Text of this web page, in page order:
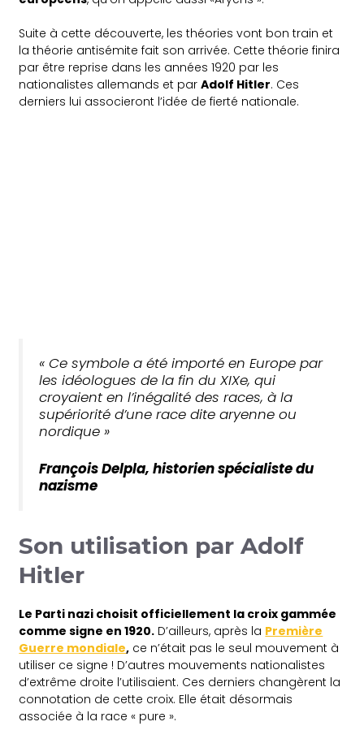
Suite à cette découverte, les théories vont bon train et
la théorie antisémite fait son arrivée. Cette théorie finira
par être reprise dans les années 1920 par les
nationalistes allemands et parAdolf Hitler. Ces
derniers lui associeront l’idée de fierté nationale.
« Ce symbole a été importé en Europe par
les idéologues de la fin du XIXe, qui
croyaient en l’inégalité des races, à la
supériorité d’une race dite aryenne ou
nordique »
François Delpla, historien spécialiste du
nazisme
Son utilisation par Adolf
Hitler
Le Parti nazi choisit officiellement la croix gammée
comme signe en 1920. D’ailleurs, après la Première
Guerre mondiale, ce n’était pas le seul mouvement à
utiliser ce signe ! D’autres mouvements nationalistes
d’extrême droite l’utilisaient. Ces derniers changèrent la
connotation de cette croix. Elle était désormais
associée à la race « pure ».